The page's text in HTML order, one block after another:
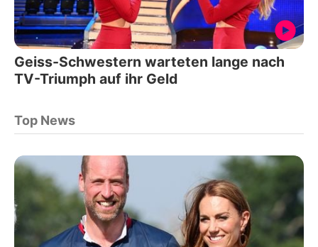
Geiss-Schwestern warteten lange nach
TV-Triumph auf ihr Geld
Top News